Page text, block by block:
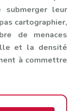
submerger leur
cartographier,
de menaces
et la densité
à commettre